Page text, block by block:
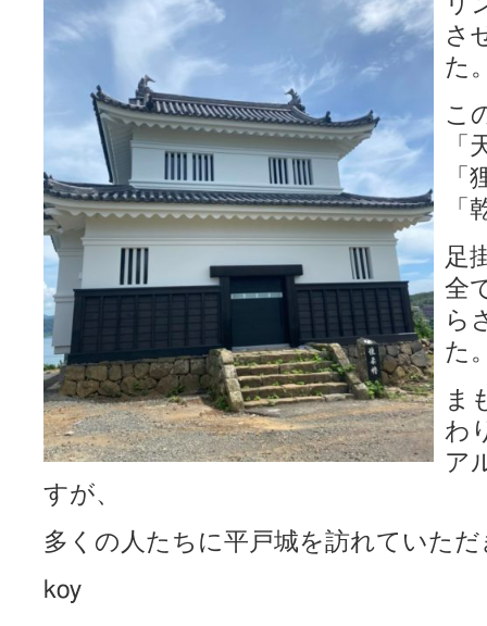
さ
た
こ
「
「
「
足
全
ら
た
ま
わ
ア
すが、
多くの人たちに平戸城を訪れていた
koy